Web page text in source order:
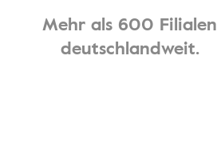
Mehr als 600 Filialen
deutschlandweit.